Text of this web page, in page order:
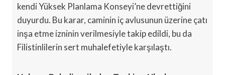
kendi Yüksek Planlama Konseyi’ne devrettiğini
duyurdu. Bu karar, caminin iç avlusunun üzerine çatı
inşa etme izninin verilmesiyle takip edildi, bu da
Filistinlilerin sert muhalefetiyle karşılaştı.